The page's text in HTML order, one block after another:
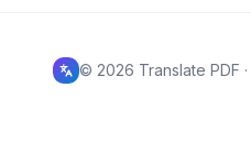
© 2026 Translate PDF ·